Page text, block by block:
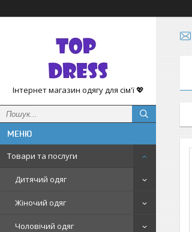
Інтернет магазин одягу для сім'ї 💖
Товари та послуги
Дитячий одяг
Жіночий одяг
Чоловічий одяг